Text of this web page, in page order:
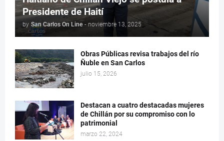
Presidente de Haití
by San Carlos On Line - noviembre 13, 2025
Obras Públicas revisa trabajos del río
Ñuble en San Carlos
julio 15, 2026
Destacan a cuatro destacadas mujeres
de Chillán por su compromiso con lo
patrimonial
marzo 22, 2024